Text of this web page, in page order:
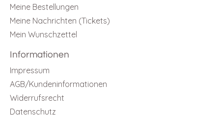
Meine Bestellungen
Meine Nachrichten (Tickets)
Mein Wunschzettel
Informationen
Impressum
AGB/Kundeninformationen
Widerrufsrecht
Datenschutz